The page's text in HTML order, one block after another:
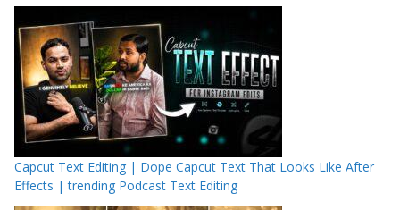
Capcut Text Editing | Dope Capcut Text That Looks Like After
Effects | trending Podcast Text Editing